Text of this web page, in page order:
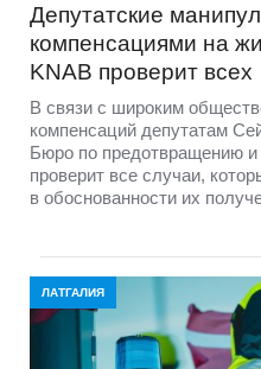
Депутатские
компенсациями на
KNAB проверит всех
В связи с широким
компенсаций депутатам
Бюро по предотвращению и
проверит все случаи,
в обоснованности их
ЛАТГАЛИЯ